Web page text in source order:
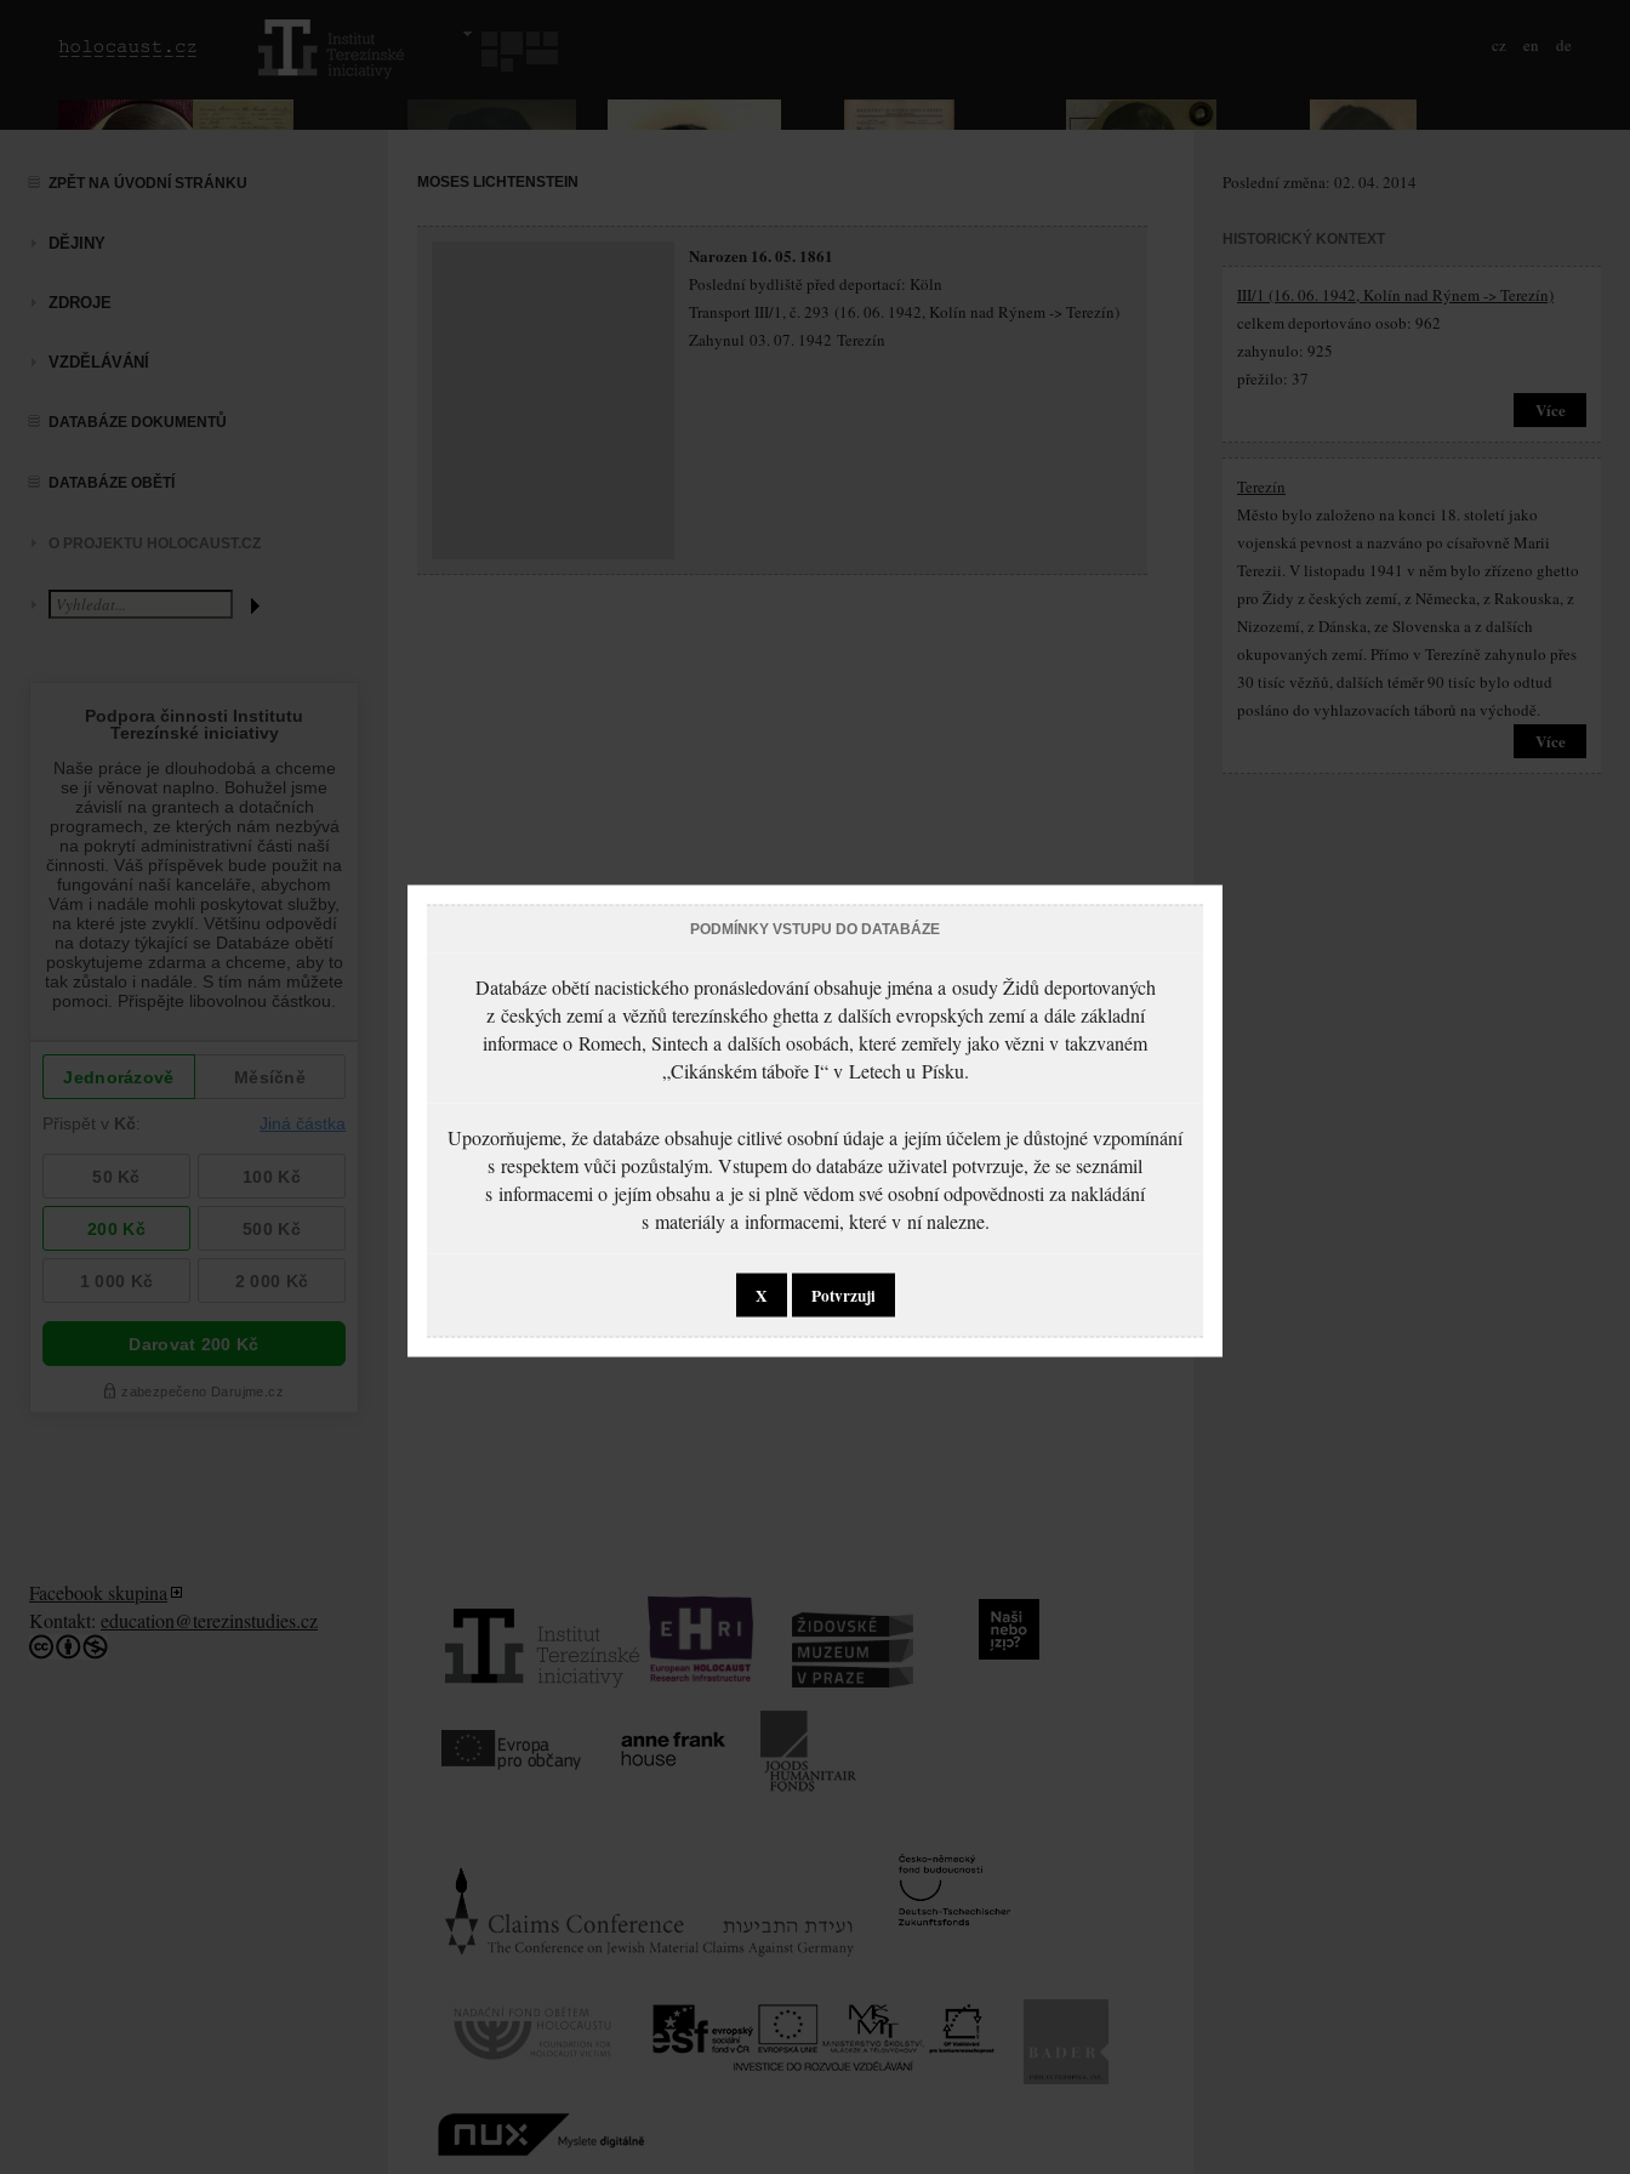
cz en de
ZPĚT NA ÚVODNÍ STRÁNKU
DĚJINY
ZDROJE
VZDĚLÁVÁNÍ
DATABÁZE DOKUMENTŮ
DATABÁZE OBĚTÍ
O PROJEKTU HOLOCAUST.CZ
MOSES LICHTENSTEIN
Narozen 16. 05. 1861
Poslední bydliště před deportací: Köln
Transport III/1, č. 293 (16. 06. 1942, Kolín nad Rýnem -> Terezín)
Zahynul 03. 07. 1942 Terezín
Poslední změna: 02. 04. 2014
HISTORICKÝ KONTEXT
III/1 (16. 06. 1942, Kolín nad Rýnem -> Terezín)
celkem deportováno osob: 962
zahynulo: 925
přežilo: 37
Více
Terezín
Město bylo založeno na konci 18. století jako
vojenská pevnost a nazváno po císařovně Marii
Terezii. V listopadu 1941 v něm bylo zřízeno ghetto
pro Židy z českých zemí, z Německa, z Rakouska, z
Nizozemí, z Dánska, ze Slovenska a z dalších
okupovaných zemí. Přímo v Terezíně zahynulo přes
30 tisíc vězňů, dalších téměr 90 tisíc bylo odtud
posláno do vyhlazovacích táborů na východě.
Více
Facebook skupina
Kontakt: education@terezinstudies.cz
PODMÍNKY VSTUPU DO DATABÁZE
Databáze obětí nacistického pronásledování obsahuje jména a osudy Židů deportovaných
z českých zemí a vězňů terezínského ghetta z dalších evropských zemí a dále základní
informace o Romech, Sintech a dalších osobách, které zemřely jako vězni v takzvaném
„Cikánském táboře I“ v Letech u Písku.
Upozorňujeme, že databáze obsahuje citlivé osobní údaje a jejím účelem je důstojné vzpomínání
s respektem vůči pozůstalým. Vstupem do databáze uživatel potvrzuje, že se seznámil
s informacemi o jejím obsahu a je si plně vědom své osobní odpovědnosti za nakládání
s materiály a informacemi, které v ní nalezne.
X Potvrzuji